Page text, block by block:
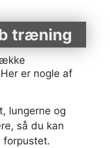
træning
er nogle af
lungerne og
så du kan
forpustet.